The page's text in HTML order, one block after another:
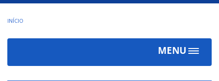
INÍCIO
MENU
Toggle